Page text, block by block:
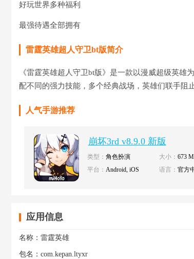
好玩世界多种福利
最强待遇全部拥有
雷霆英雄超人守卫bt版简介
《雷霆英雄超人守卫bt版》是一款以漫威超级英
配不同的强力技能，多个经典战场，英雄们联手阻
人气手游推荐
崩坏3rd v8.9.0 新版
类型： 角色扮演 大小： 673
平台： Android, iOS 语言： 官方
应用信息
名称： 雷霆英雄
包名： com.kepan.ltyxr